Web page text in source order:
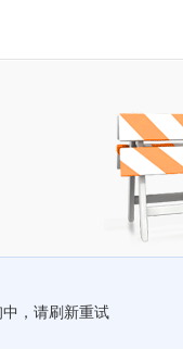
，请刷新重试